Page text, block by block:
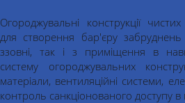
Огороджувальні конструкції
для створення бар'єру
ззовні, так і з приміщення в
систему огороджувальних
матеріали, вентиляційні системи,
контроль санкціонованого доступу